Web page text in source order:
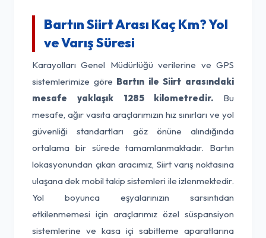
Bartın Siirt Arası Kaç Km? Yol
ve Varış Süresi
Karayolları Genel Müdürlüğü verilerine ve GPS
sistemlerimize göre Bartın ile Siirt arasındaki
mesafe yaklaşık 1285 kilometredir. Bu
mesafe, ağır vasıta araçlarımızın hız sınırları ve yol
güvenliği standartları göz önüne alındığında
ortalama bir sürede tamamlanmaktadır. Bartın
lokasyonundan çıkan aracımız, Siirt varış noktasına
ulaşana dek mobil takip sistemleri ile izlenmektedir.
Yol boyunca eşyalarınızın sarsıntıdan
etkilenmemesi için araçlarımız özel süspansiyon
sistemlerine ve kasa içi sabitleme aparatlarına